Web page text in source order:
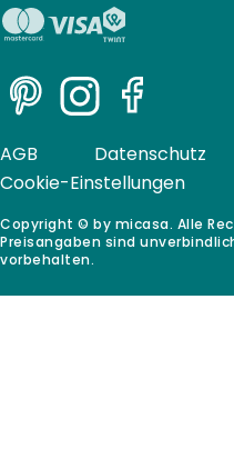
PinterestInstagramFacebook
Copyright © by micasa. Alle
Preisangaben sind
vorbehalten.
AGB Datenschutz
Cookie-Einstellungen